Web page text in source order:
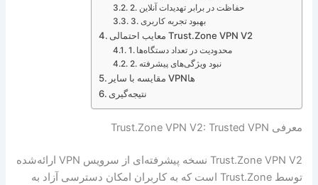
2. حفاظت در برابر تهدیدات آنلاین
3. بهبود تجربه کاربری
معایب احتمالی Trust.Zone VPN V2
1. محدودیت در تعداد دستگاه‌ها
2. نبود ویژگی‌های پیشرفته
مقایسه با سایر VPN‌ها
نتیجه‌گیری
معرفی Trust.Zone VPN V2: Trusted VPN
Trust.Zone VPN V2 نسخه پیشرفته‌ای از سرویس VPN ارائه‌شده
توسط Trust.Zone است که به کاربران امکان دسترسی آزاد به